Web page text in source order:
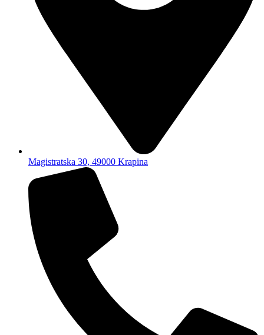
Magistratska 30, 49000 Krapina